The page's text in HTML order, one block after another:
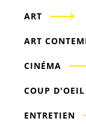
ART
ART
CINÉMA
COUP D'OEIL
ENTRETIEN